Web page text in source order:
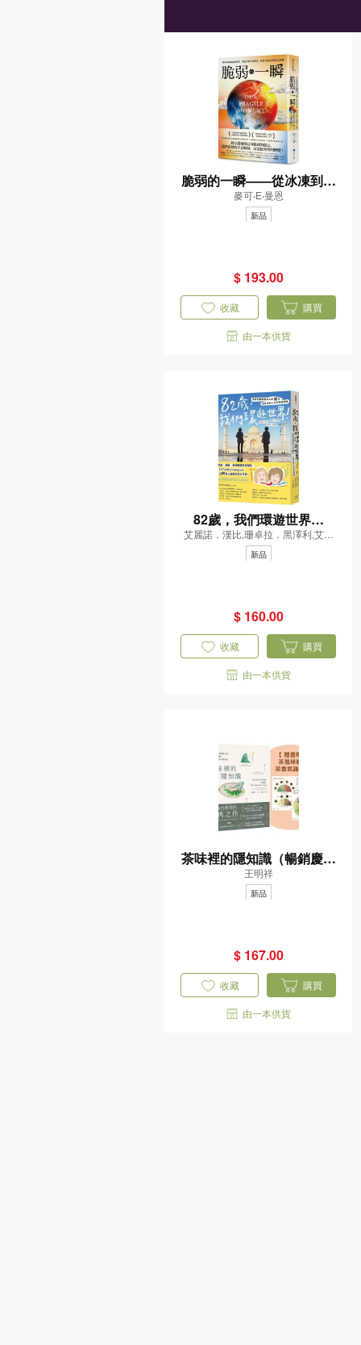
脆弱的一瞬——從冰凍到超
高溫時代，重返45億年氣
候史，直指人類百年的存亡
麥可‧E‧曼恩
新品
$ 193.00
收藏 購買
由一本供貨
82歲，我們環遊世界！
——閨密阿嬤遊遍七大洲8
0天，活出自在人生的幸福
艾麗諾．漢比,珊卓拉．黑澤利,艾麗
莎．佩翠妮
新品
$ 160.00
收藏 購買
由一本供貨
茶味裡的隱知識（暢銷慶功
版，隨書附「茶風味輪&茶
香氣譜小卡」一組）——風
記
王明祥
新品
$ 167.00
收藏 購買
由一本供貨